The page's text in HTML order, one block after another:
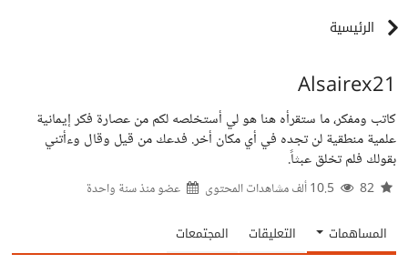
الرئيسية
Alsairex21
كاتب ومفكر، ما ستقرأه هنا هو لي أستخلصه لكم من عصارة فكر إيمانية
علمية منطقية لن تجده في أي مكان أخر. فدعك من قيل وقال وءأتني
بقولك فلم تخلق عبثاً.
عضو منذسنة واحدة
المساهمات التعليقات المجتمعات